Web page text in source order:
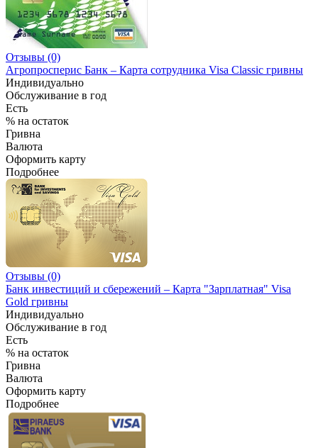
Отзывы (0)
Агропросперис Банк – Карта сотрудника Visa Classic гривны
Индивидуально
Обслуживание в год
Есть
% на остаток
Гривна
Валюта
Оформить карту
Подробнее
Отзывы (0)
Банк инвестиций и сбережений – Карта "Зарплатная" Visa
Gold гривны
Индивидуально
Обслуживание в год
Есть
% на остаток
Гривна
Валюта
Оформить карту
Подробнее